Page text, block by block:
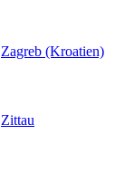
Zagreb (Kroatien)
Zittau